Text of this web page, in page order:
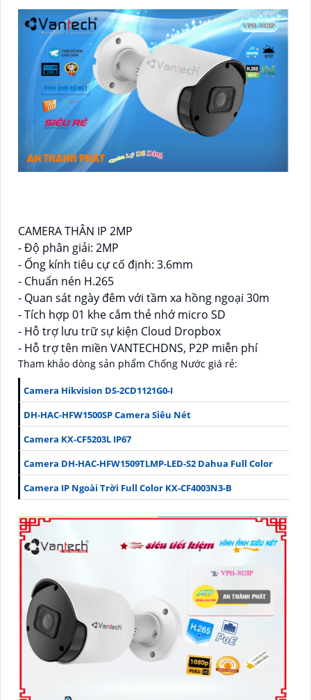
CAMERA THÂN IP 2MP
- Độ phân giải: 2MP
- Ống kính tiêu cự cố định: 3.6mm
- Chuẩn nén H.265
- Quan sát ngày đêm với tầm xa hồng ngoại 30m
- Tích hợp 01 khe cắm thẻ nhớ micro SD
- Hỗ trợ lưu trữ sự kiện Cloud Dropbox
- Hỗ trợ tên miền VANTECHDNS, P2P miễn phí
Tham khảo dòng sản phẩm Chống Nước giá rẻ:
Camera Hikvision DS-2CD1121G0-I
DH-HAC-HFW1500SP Camera Siêu Nét
Camera KX-CF5203L IP67
Camera DH-HAC-HFW1509TLMP-LED-S2 Dahua Full Color
Camera IP Ngoài Trời Full Color KX-CF4003N3-B